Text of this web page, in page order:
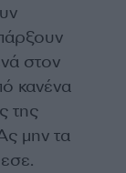
στον
κανένα
της
μην τα